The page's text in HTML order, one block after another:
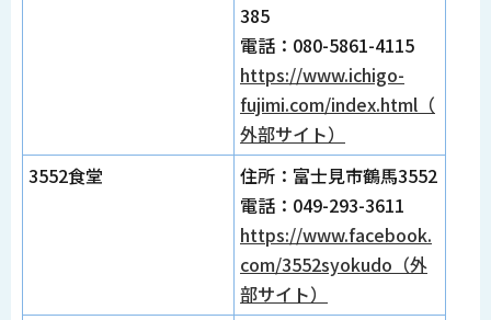
385
電話：080-5861-4115
https://www.ichigo-
fujimi.com/index.html（
外部サイト）
3552食堂
住所：富士見市鶴馬3552
電話：049-293-3611
https://www.facebook.
com/3552syokudo（外
部サイト）